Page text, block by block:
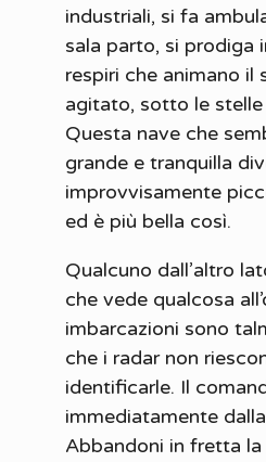
industriali, si fa
sala parto, si prodiga
respiri che animano il
agitato, sotto le
Questa nave che
grande e tranquilla
improvvisamente
ed è più bella così.
Qualcuno dall’altro
che vede qualcosa
imbarcazioni sono
che i radar non
identificarle. Il
immediatamente
Abbandoni in fretta